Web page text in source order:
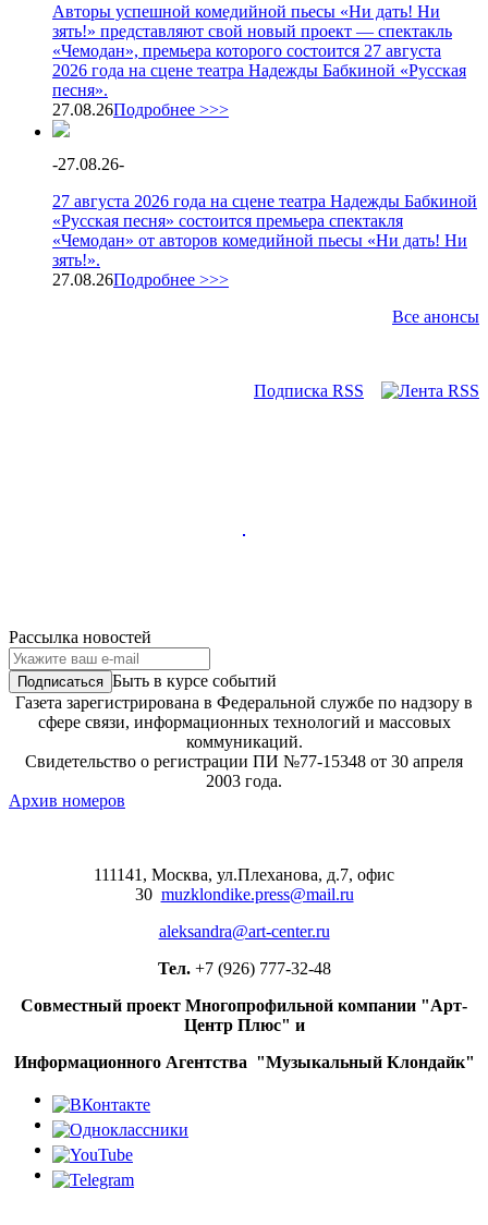
Авторы успешной комедийной пьесы «Ни дать! Ни
зять!» представляют свой новый проект — спектакль
«Чемодан», премьера которого состоится 27 августа
2026 года на сцене театра Надежды Бабкиной «Русская
песня».
27.08.26Подробнее >>>
-27.08.26-
27 августа 2026 года на сцене театра Надежды Бабкиной
«Русская песня» состоится премьера спектакля
«Чемодан» от авторов комедийной пьесы «Ни дать! Ни
зять!».
27.08.26Подробнее >>>
Все анонсы
Подписка RSS
Рассылка новостей
Быть в курсе событий
Газета зарегистрирована в Федеральной службе по надзору в
сфере связи, информационных технологий и массовых
коммуникаций.
Свидетельство о регистрации ПИ №77-15348 от 30 апреля
2003 года.
Архив номеров
111141, Москва, ул.Плеханова, д.7, офис
30 muzklondike.press@mail.ru
aleksandra@art-center.ru
Тел. +7 (926) 777-32-48
Совместный проект Многопрофильной компании "Арт-
Центр Плюс" и
Информационного Агентства "Музыкальный Клондайк"